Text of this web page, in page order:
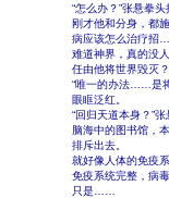
“怎么办？”张悬拳
刚才他和分身，都
病应该怎么治疗
难道神界，真的没
任由他将世界毁灭？
“唯一的办法……是
眼眶泛红。
“回归天道本身？”
脑海中的图书馆，
排斥出去。
就好像人体的免疫
免疫系统完整，病
只是……